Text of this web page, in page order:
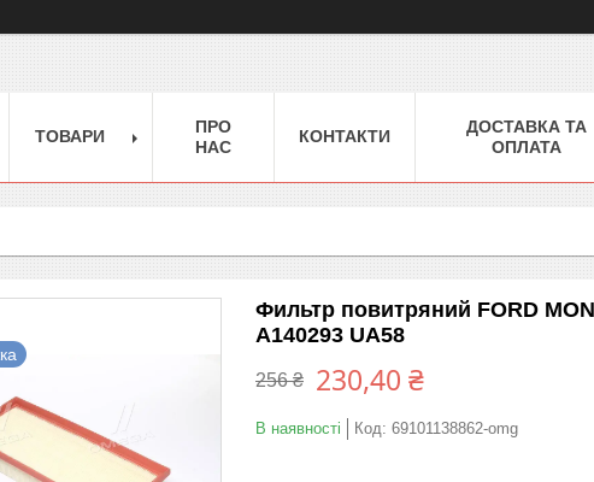
ТОВАРИ
ПРО
НАС
КОНТАКТИ
ДОСТАВКА ТА
ОПЛАТА
Фильтр повитряний FORD
A140293 UA58
256 ₴ 230,40 ₴
В наявності Код: 69101138862-omg